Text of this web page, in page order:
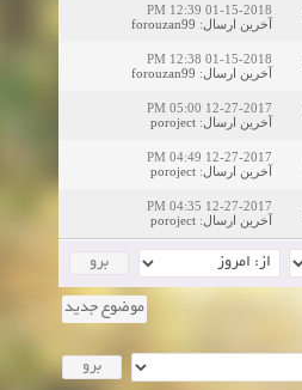
01-15-2018 12:39 PM
آخرین ارسال:
forouzan99
01-15-2018 12:38 PM
آخرین ارسال:
forouzan99
12-27-2017 05:00 PM
آخرین ارسال:
poroject
12-27-2017 04:49 PM
آخرین ارسال:
poroject
12-27-2017 04:35 PM
آخرین ارسال:
poroject
موضوع جدید